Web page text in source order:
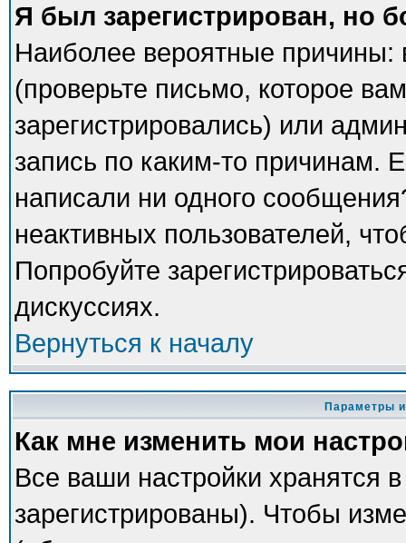
Я был зарегистрирован, но
Наиболее вероятные
(проверьте письмо, которое
зарегистрировались) или
запись по каким-то причинам.
написали ни одного
неактивных пользователей,
Попробуйте
дискуссиях.
Вернуться к началу
Параметры
Как мне изменить мои
Все ваши настройки хранятся
зарегистрированы). Чтобы